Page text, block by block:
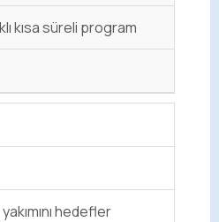
kısa süreli program
hedefler